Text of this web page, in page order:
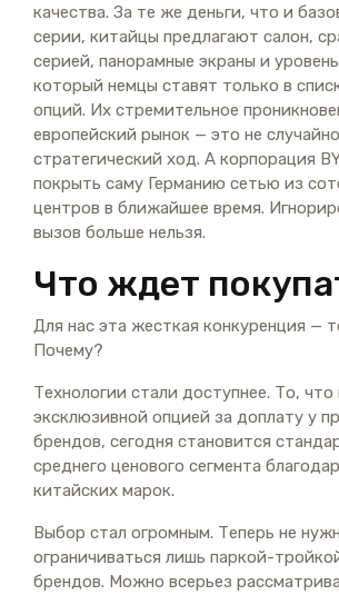
качества. За те же деньги, что и
серии, китайцы предлагают салон,
серией, панорамные экраны и
который немцы ставят только в
опций. Их стремительное
европейский рынок — это не
стратегический ход. А корпорация
покрыть саму Германию сетью из
центров в ближайшее время.
вызов больше нельзя.
Что ждет
Для нас эта жесткая конкуренция —
Почему?
Технологии стали доступнее. То, что
эксклюзивной опцией за доплату у
брендов, сегодня становится
среднего ценового сегмента
китайских марок.
Выбор стал огромным. Теперь не
ограничиваться лишь паркой-
брендов. Можно всерьез